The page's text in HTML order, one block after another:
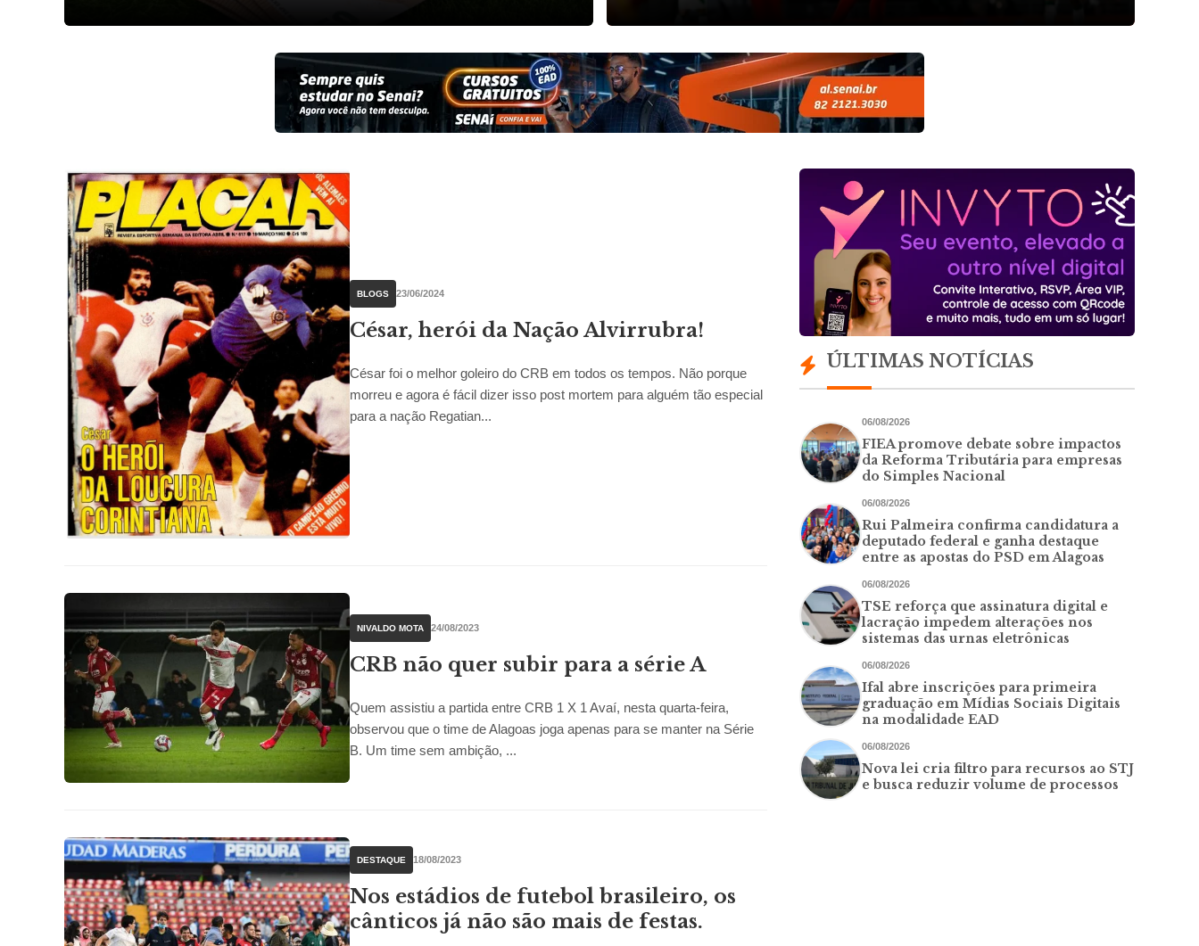
BLOGS 23/06/2024
César, herói da Nação Alvirrubra!
César foi o melhor goleiro do CRB em todos os tempos. Não porque
morreu e agora é fácil dizer isso post mortem para alguém tão especial
para a nação Regatian...
NIVALDO MOTA 24/08/2023
CRB não quer subir para a série A
Quem assistiu a partida entre CRB 1 X 1 Avaí, nesta quarta-feira,
observou que o time de Alagoas joga apenas para se manter na Série
B. Um time sem ambição, ...
DESTAQUE 18/08/2023
Nos estádios de futebol brasileiro, os
cânticos já não são mais de festas.
ÚLTIMAS NOTÍCIAS
06/08/2026
FIEA promove debate sobre impactos
da Reforma Tributária para empresas
do Simples Nacional
06/08/2026
Rui Palmeira confirma candidatura a
deputado federal e ganha destaque
entre as apostas do PSD em Alagoas
06/08/2026
TSE reforça que assinatura digital e
lacração impedem alterações nos
sistemas das urnas eletrônicas
06/08/2026
Ifal abre inscrições para primeira
graduação em Mídias Sociais Digitais
na modalidade EAD
06/08/2026
Nova lei cria filtro para recursos ao STJ
e busca reduzir volume de processos